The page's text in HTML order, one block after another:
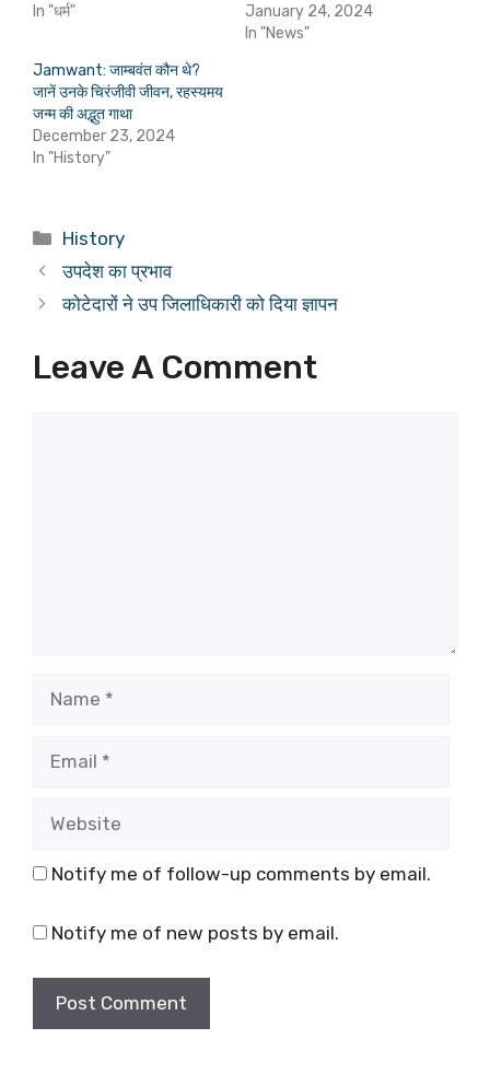
In "धर्म"
January 24, 2024
In "News"
Jamwant: जाम्बवंत कौन थे?
जानें उनके चिरंजीवी जीवन, रहस्यमय
जन्म की अद्भुत गाथा
December 23, 2024
In "History"
Categories
History
उपदेश का प्रभाव
कोटेदारों ने उप जिलाधिकारी को दिया ज्ञापन
Leave A Comment
Notify me of follow-up comments by email.
Notify me of new posts by email.